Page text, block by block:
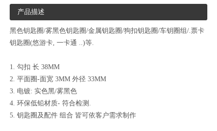
产品描述
黑色钥匙圈/雾黑色钥匙圈/金属钥匙圈/狗扣钥匙圈/车钥圈组/. 票卡
钥匙圈(悠游卡, 一卡通
..)等.
1. 勾扣 长 38MM
2. 平面圈-面宽 3MM 外径 33MM
3. 电镀: 实色黑/雾黑色
4. 环保低铅材质- 符合检测.
5. 钥匙圈及配件 组合 皆可依客户需求制作